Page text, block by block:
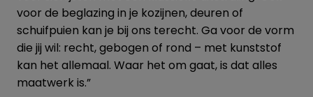
voor de beglazing in je kozijnen, deuren of
schuifpuien kan je bij ons terecht. Ga voor de vorm
die jij wil: recht, gebogen of rond – met kunststof
kan het allemaal. Waar het om gaat, is dat alles
maatwerk is.”